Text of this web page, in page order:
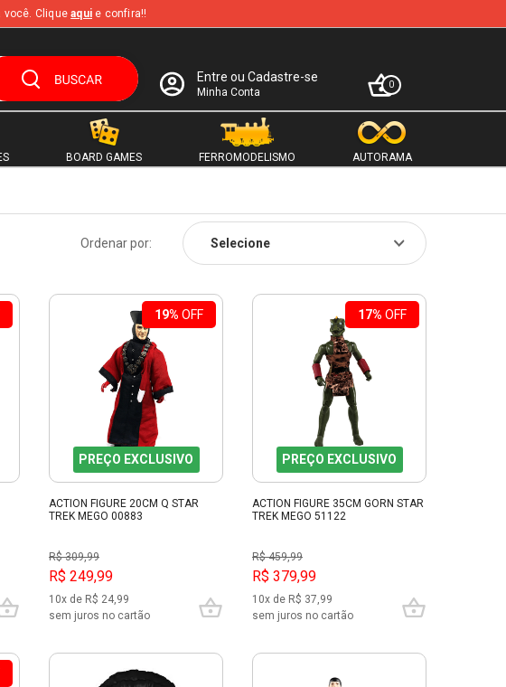
você. Cliqueaqui e confira!!
Entre ou Cadastre-se
Minha Conta
0
BOARD GAMES FERROMODELISMO AUTORAMA
Ordenar por:
19% OFF
PREÇO EXCLUSIVO
ACTION FIGURE 20CM Q STAR
TREK MEGO 00883
R$ 309,99
R$ 249,99
10x de R$ 24,99
sem juros no cartão
17% OFF
PREÇO EXCLUSIVO
ACTION FIGURE 35CM GORN STAR
TREK MEGO 51122
R$ 459,99
R$ 379,99
10x de R$ 37,99
sem juros no cartão